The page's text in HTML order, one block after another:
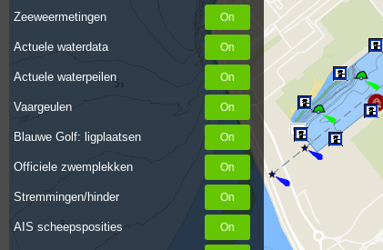
Zeeweermetingen
Actuele waterdata
Actuele waterpeilen
Vaargeulen
Blauwe Golf: ligplaatsen
Officiele zwemplekken
Stremmingen/hinder
AIS scheepsposities